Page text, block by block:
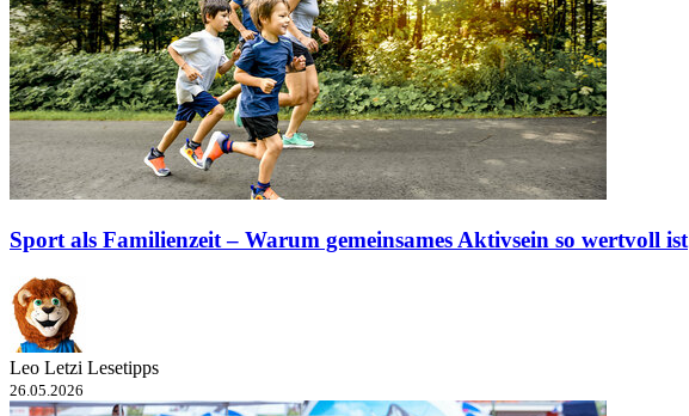
Sport als Familienzeit – Warum gemeinsames Aktivsein so wertvoll ist
Leo Letzi Lesetipps
26.05.2026